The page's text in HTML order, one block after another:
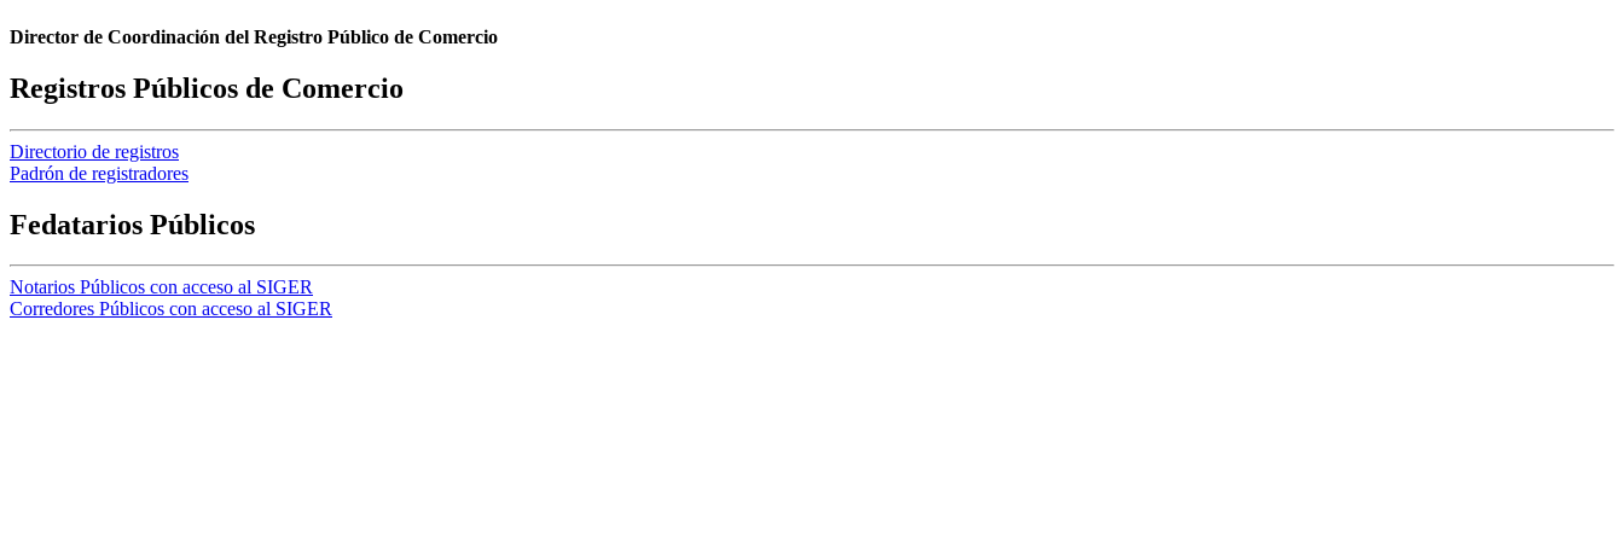
Director de Coordinación del Registro Público de Comercio
Registros Públicos de Comercio
Directorio de registros
Padrón de registradores
Fedatarios Públicos
Notarios Públicos con acceso al SIGER
Corredores Públicos con acceso al SIGER